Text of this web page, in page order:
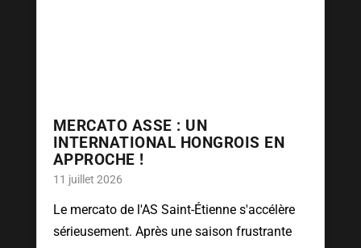
MERCATO ASSE : UN
INTERNATIONAL HONGROIS EN
APPROCHE !
11 juillet 2026
Le mercato de l'AS Saint-Étienne s'accélère
sérieusement. Après une saison frustrante